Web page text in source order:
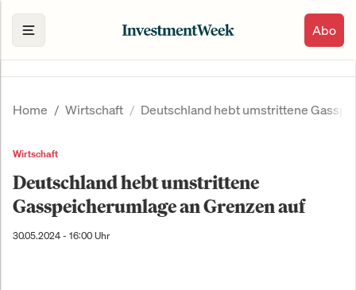
Abo
Home Wirtschaft Deutschland hebt umstrittene
Wirtschaft
Deutschland hebt umstrittene
Gasspeicherumlage an Grenzen auf
30.05.2024 - 16:00 Uhr